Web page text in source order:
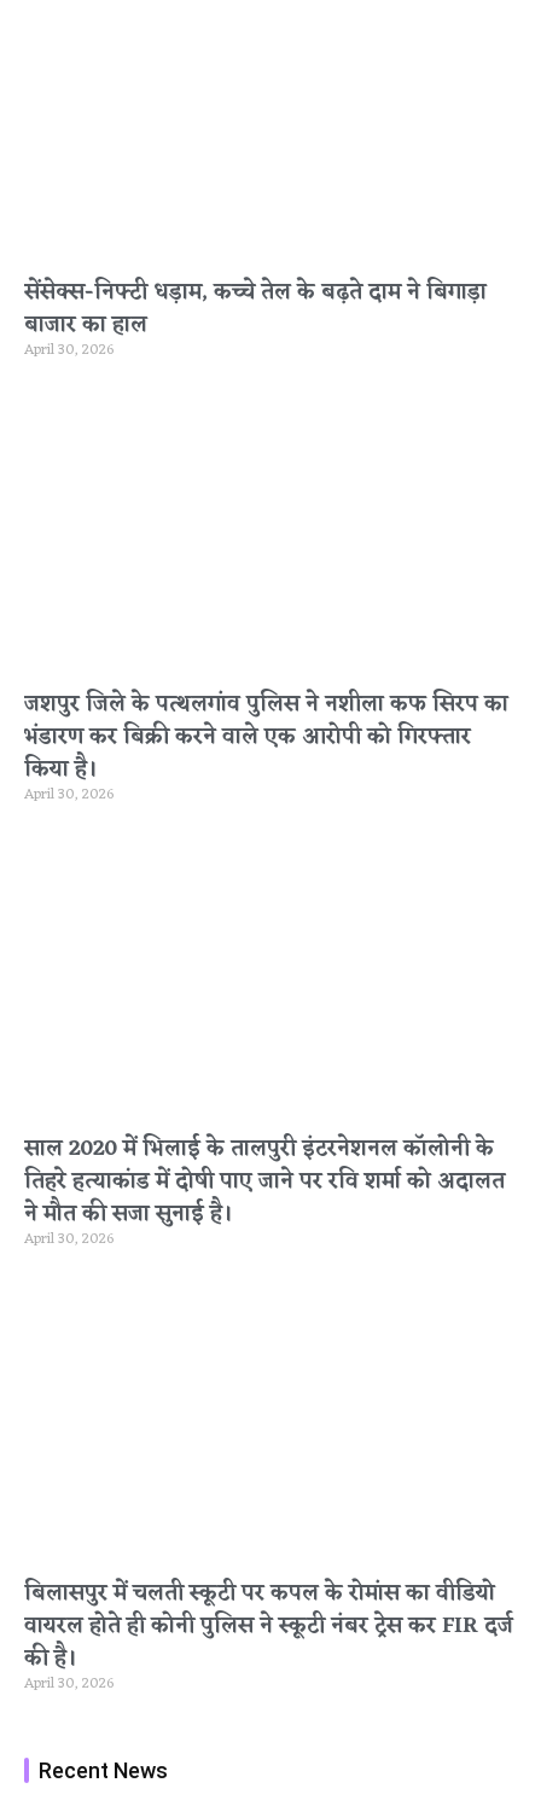
सेंसेक्स-निफ्टी धड़ाम, कच्चे तेल के बढ़ते दाम ने बिगाड़ा
बाजार का हाल
April 30, 2026
जशपुर जिले के पत्थलगांव पुलिस ने नशीला कफ सिरप का
भंडारण कर बिक्री करने वाले एक आरोपी को गिरफ्तार
किया है।
April 30, 2026
साल 2020 में भिलाई के तालपुरी इंटरनेशनल कॉलोनी के
तिहरे हत्याकांड में दोषी पाए जाने पर रवि शर्मा को अदालत
ने मौत की सजा सुनाई है।
April 30, 2026
बिलासपुर में चलती स्कूटी पर कपल के रोमांस का वीडियो
वायरल होते ही कोनी पुलिस ने स्कूटी नंबर ट्रेस कर FIR दर्ज
की है।
April 30, 2026
Recent News